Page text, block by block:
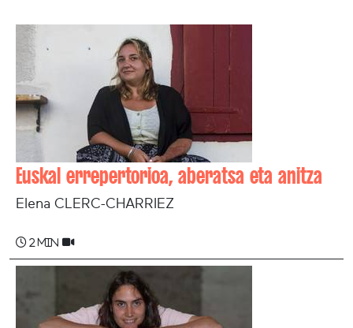
Euskal errepertorioa, aberatsa eta anitza
Elena CLERC-CHARRIEZ
2 min